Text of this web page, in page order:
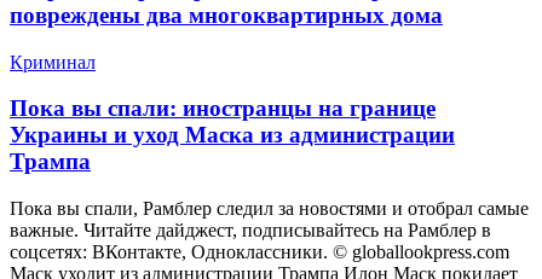
повреждены два многоквартирных дома
Криминал
Пока вы спали: иностранцы на границе
Украины и уход Маска из администрации
Трампа
Пока вы спали, Рамблер следил за новостями и отобрал самые
важные. Читайте дайджест, подписывайтесь на Рамблер в
соцсетях: ВКонтакте, Одноклассники. © globallookpress.com
Маск уходит из администрации Трампа Илон Маск покидает